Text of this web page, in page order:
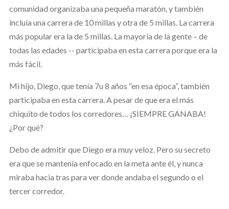
comunidad organizaba una pequeña maratón, y también
incluía una carrera de 10 millas y otra de 5 millas. La carrera
más popular era la de 5 millas. La mayoría de la gente – de
todas las edades -- participaba en esta carrera porque era la
más fácil.
Mi hijo, Diego, que tenía 7u 8 años “en esa época”, también
participaba en esta carrera. A pesar de que era el más
chiquito de todos los corredores… ¡SIEMPRE GANABA!
¿Por qué?
Debo de admitir que Diego era muy veloz. Pero su secreto
era que se mantenía enfocado en la meta ante él, y nunca
miraba hacia tras para ver donde andaba el segundo o el
tercer corredor.